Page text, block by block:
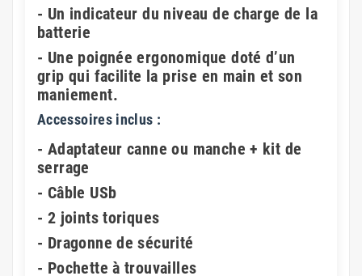
- Un indicateur du niveau de charge de la
batterie
- Une poignée ergonomique doté d’un
grip qui facilite la prise en main et son
maniement.
Accessoires inclus :
- Adaptateur canne ou manche + kit de
serrage
- Câble USb
- 2 joints toriques
- Dragonne de sécurité
- Pochette à trouvailles